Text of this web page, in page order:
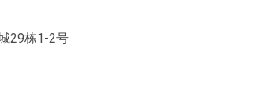
29栋1-2号